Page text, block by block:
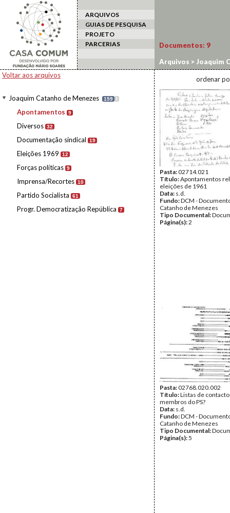
ARQUIVOS
GUIAS DE PESQUISA
PROJETO
PARCERIAS
Voltar aos arquivos
Joaquim Catanho de Menezes 159 I
Apontamentos 9
Diversos 32
Documentação sindical 19
Eleições 1969 12
Forças políticas 9
Imprensa/Recortes 10
Partido Socialista 61
Progr. Democratização República 7
Documentos: 9
Arquivos > Joaquim
ordenar
Pasta:02714.021
Título:Apontamentos
eleições de 1961
Data: s.d.
Fundo:DCM -
Catanho de Menezes
Tipo Documental:
Página(s):2
Pasta:02768.020.002
Título:Listas de
membros do PS?
Data: s.d.
Fundo:DCM -
Catanho de Menezes
Tipo Documental:
Página(s):5